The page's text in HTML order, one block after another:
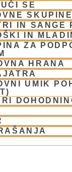
SE
IN SANGE
IN
ZA
HRANA
UMIK
(CPT)(1)